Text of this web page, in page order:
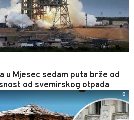
u Mjesec sedam puta brže od
od svemirskog otpada
0